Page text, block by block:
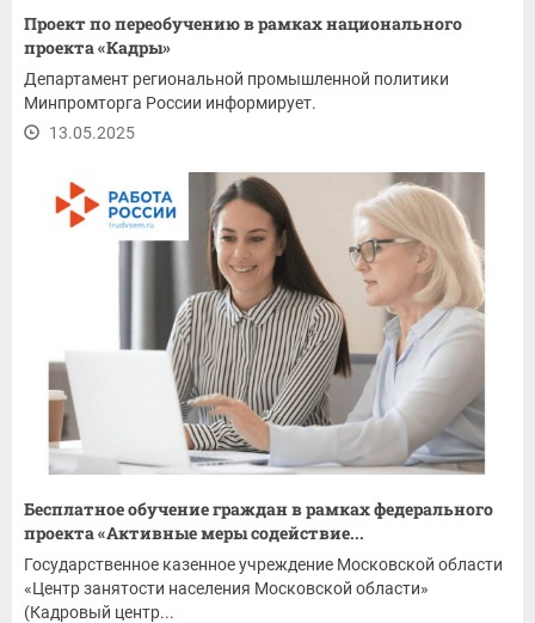
Проект по переобучению в рамках национального
проекта «Кадры»
Департамент региональной промышленной политики
Минпромторга России информирует.
13.05.2025
Бесплатное обучение граждан в рамках федерального
проекта «Активные меры содействие...
Государственное казенное учреждение Московской области
«Центр занятости населения Московской области»
(Кадровый центр...